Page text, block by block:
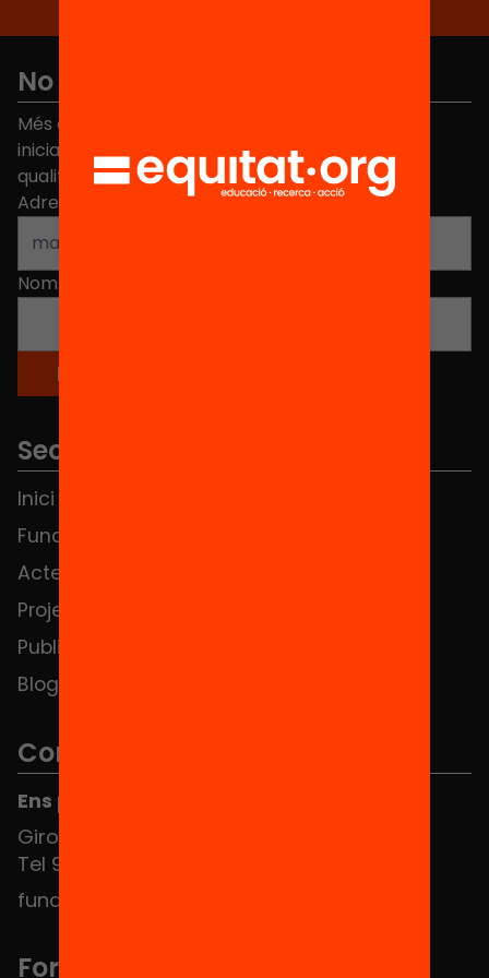
No et perdis res
Més de 40.000 persones ja han triat Equitat. Rep
iniciatives, propostes i projectes per millorar la
qualitat de l'educació a Catalunya.
Adreça electrònica *
Nom
Seccions
Inici
Fundació
Actes
Projectes
Publicacions i vídeos
Blog
Contacte
Ens pots trobar al Hub Social
Girona 34, interior 08010 Barcelona
Tel 934 588 700
fundacio@equitat.org
Formem part de...